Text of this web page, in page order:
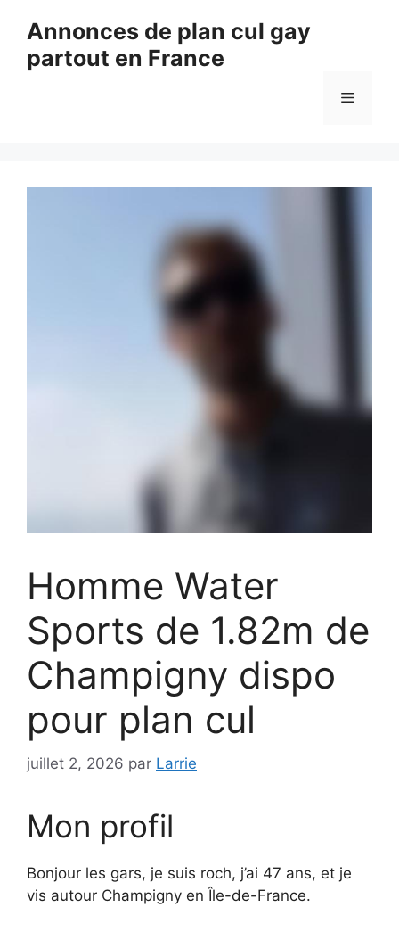
contenu
Annonces de plan cul gay
partout en France
Menu
Homme Water
Sports de 1.82m de
Champigny dispo
pour plan cul
juillet 2, 2026 par Larrie
Mon profil
Bonjour les gars, je suis roch, j’ai 47 ans, et je
vis autour Champigny en Île-de-France.